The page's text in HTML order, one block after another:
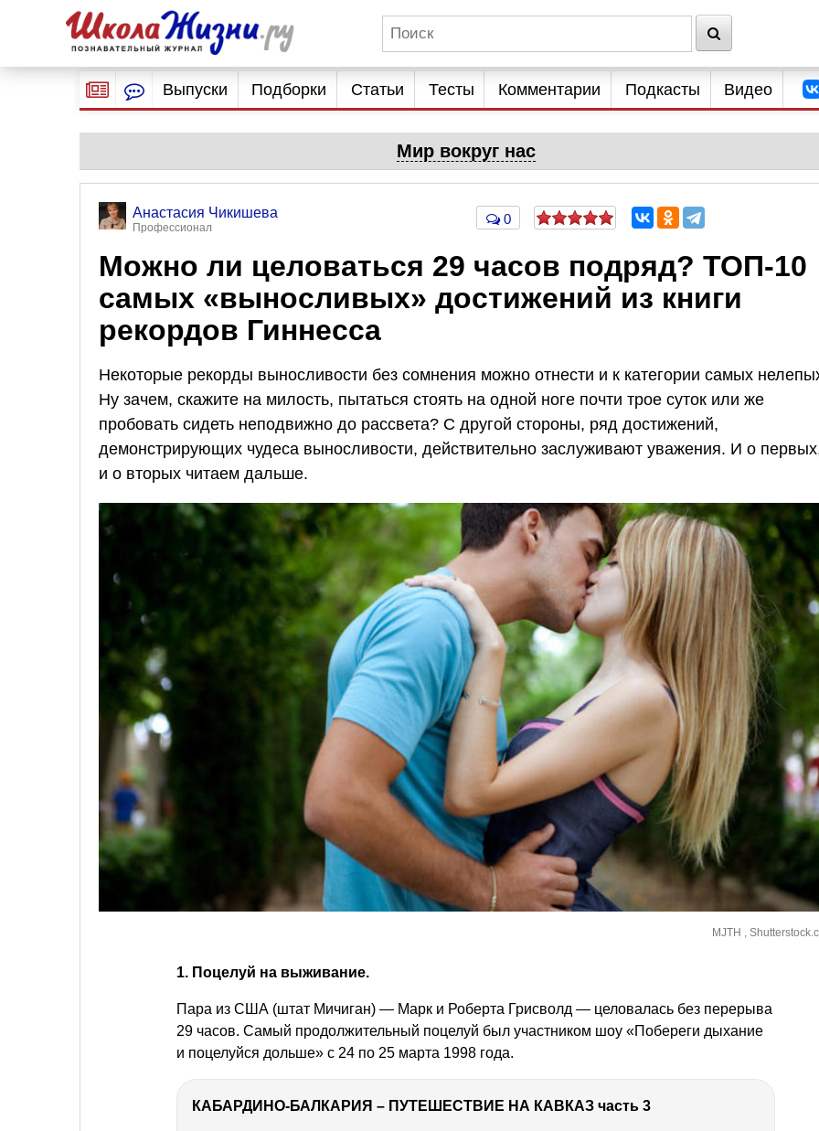
Выпуски Подборки Статьи Тесты Комментарии Подкасты Видео
Мир вокруг нас
Анастасия Чикишева
Профессионал
0
Можно ли целоваться 29 часов подряд? ТОП-10
самых «выносливых» достижений из книги
рекордов Гиннесса
Некоторые рекорды выносливости без сомнения можно отнести и к категории самых
Ну зачем, скажите на милость, пытаться стоять на одной ноге почти трое суток или же
пробовать сидеть неподвижно до рассвета? С другой стороны, ряд достижений,
демонстрирующих чудеса выносливости, действительно заслуживают уважения. И о
и о вторых читаем дальше.
MJTH ,
1. Поцелуй на выживание.
Пара из США (штат Мичиган) — Марк и Роберта Грисволд — целовалась без перерыва
29 часов. Самый продолжительный поцелуй был участником шоу «Побереги дыхание
и поцелуйся дольше» с 24 по 25 марта 1998 года.
КАБАРДИНО-БАЛКАРИЯ – ПУТЕШЕСТВИЕ НА КАВКАЗ часть 3